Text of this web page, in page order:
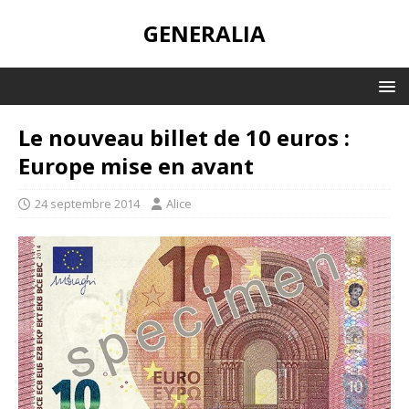
GENERALIA
Le nouveau billet de 10 euros :
Europe mise en avant
24 septembre 2014 Alice